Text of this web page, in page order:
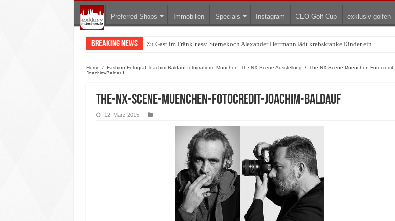
Preferred Shops Immobilien Specials Instagram CEO Golf Cup exklusiv-golfen
Breaking News Zu Gast im Fränk’ness: Sternekoch Alexander Herrmann lädt krebskranke Kinder ein
Warum München gerade zum Treffpunkt der Lingerie-Branche wurde
Home / Fashion-Fotograf Joachim Baldauf fotografierte München: The NX Scene Ausstellung / The-NX-Scene-Muenchen-Fotocredit-
Joachim-Baldauf
The-NX-Scene-Muenchen-Fotocredit-Joachim-Baldauf
12. März 2015